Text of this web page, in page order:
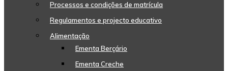
Processos e condições de matrícula
Regulamentos e projecto educativo
Alimentação
Ementa Berçário
Ementa Creche